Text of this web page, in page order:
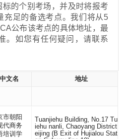
的个别考场，并及时将报考
充足的备选考点。我们将从5
公布该考点的具体地址，最
。如您有任何疑问，请联系